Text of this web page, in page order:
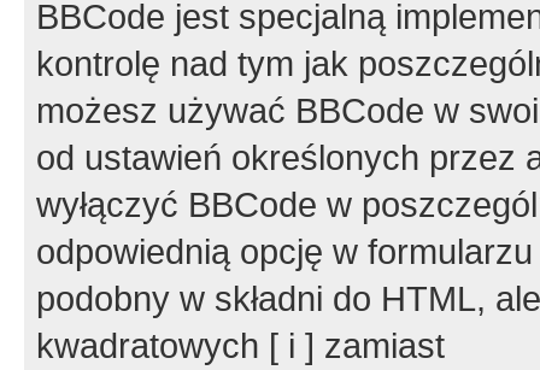
BBCode jest specjalną
kontrolę nad tym jak
możesz używać BBCode w
od ustawień określonych przez
wyłączyć BBCode w
odpowiednią opcję w
podobny w składni do HTML,
kwadratowych [ i ] zamiast